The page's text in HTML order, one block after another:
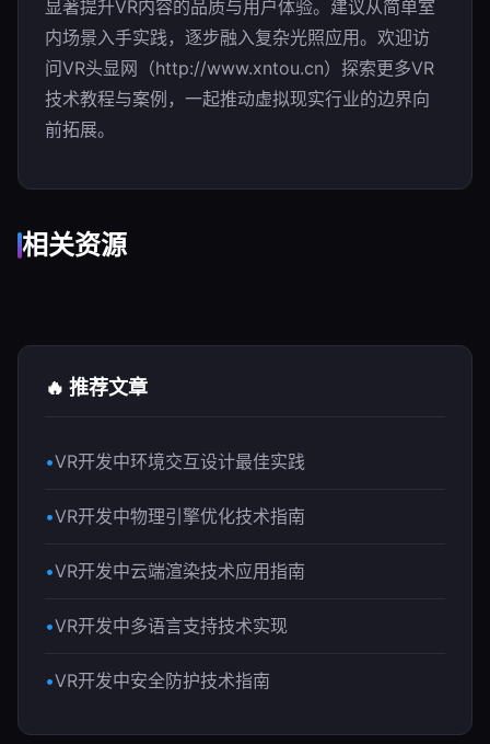
显著提升VR内容的品质与用户体验。建议从简单室
内场景入手实践，逐步融入复杂光照应用。欢迎访
问VR头显网（http://www.xntou.cn）探索更多VR
技术教程与案例，一起推动虚拟现实行业的边界向
前拓展。
相关资源
🔥 推荐文章
VR开发中环境交互设计最佳实践
VR开发中物理引擎优化技术指南
VR开发中云端渲染技术应用指南
VR开发中多语言支持技术实现
VR开发中安全防护技术指南